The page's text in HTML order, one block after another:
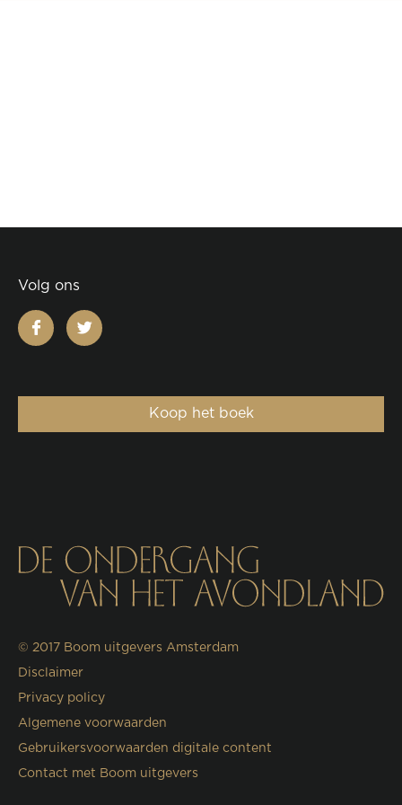
Volg ons
facebooktwitter
Koop het boek
© 2017 Boom uitgevers Amsterdam
Disclaimer
Privacy policy
Algemene voorwaarden
Gebruikersvoorwaarden digitale content
Contact met Boom uitgevers